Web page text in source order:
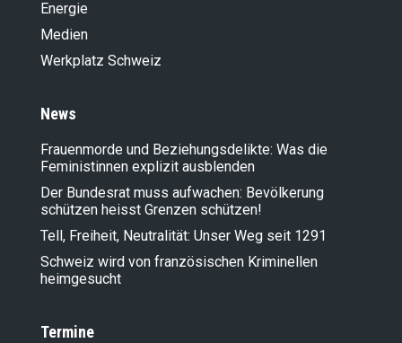
Energie
Medien
Werkplatz Schweiz
News
Frauenmorde und Beziehungsdelikte: Was die
Feministinnen explizit ausblenden
Der Bundesrat muss aufwachen: Bevölkerung
schützen heisst Grenzen schützen!
Tell, Freiheit, Neutralität: Unser Weg seit 1291
Schweiz wird von französischen Kriminellen
heimgesucht
Termine